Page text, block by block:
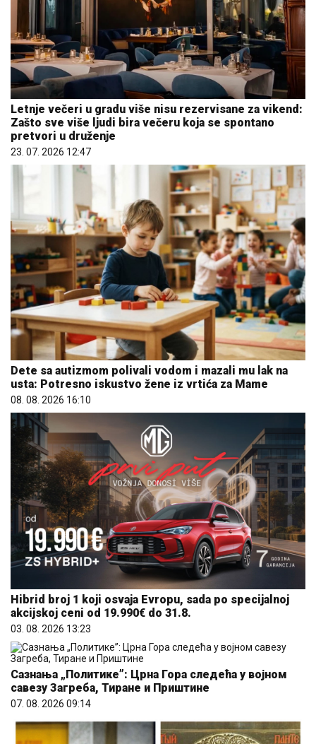
Letnje večeri u gradu više nisu rezervisane za vikend:
Zašto sve više ljudi bira večeru koja se spontano
pretvori u druženje
23. 07. 2026 12:47
Dete sa autizmom polivali vodom i mazali mu lak na
usta: Potresno iskustvo žene iz vrtića za Mame
08. 08. 2026 16:10
Hibrid broj 1 koji osvaja Evropu, sada po specijalnoj
akcijskoj ceni od 19.990€ do 31.8.
03. 08. 2026 13:23
Сазнања „Политике”: Црна Гора следећа у војном
савезу Загреба, Тиране и Приштине
07. 08. 2026 09:14